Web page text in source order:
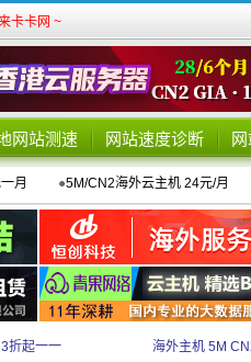
卡卡网 ~
网站测速 网站速度诊断
月 ●5M/CN2海外云主机 24元/月
折起一一
海外主机 5M